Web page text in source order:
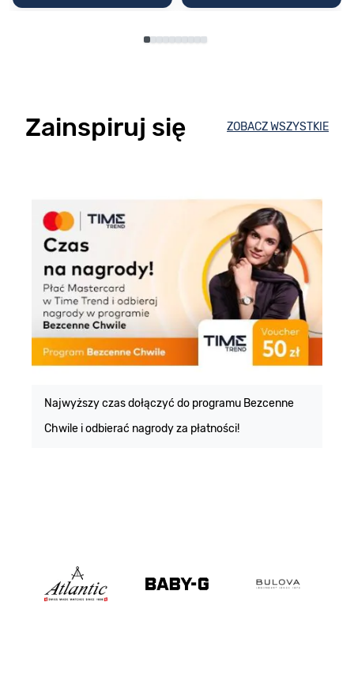
Zainspiruj się ZOBACZ WSZYSTKIE
Najwyższy czas dołączyć do programu Bezcenne
Chwile i odbierać nagrody za płatności!